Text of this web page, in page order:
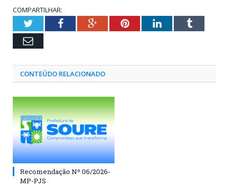
COMPARTILHAR:
TwitterFacebookGoogle+PinterestLinkedInTumblr
Email
CONTEÚDO RELACIONADO
Recomendação Nº 06/2026-
MP-PJS